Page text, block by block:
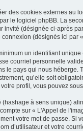
des cookies externes au
le logiciel phpBB. La
invité (désignée ci-après
connexion (désignés ici par
un identifiant
courriel personnelle
le pays qui nous héberge.
qu’elle soit
profil, vous pouvez
(hashage à sens unique)
sur « L'Appel de
votre mot de passe. Si
d’utilisateur et votre